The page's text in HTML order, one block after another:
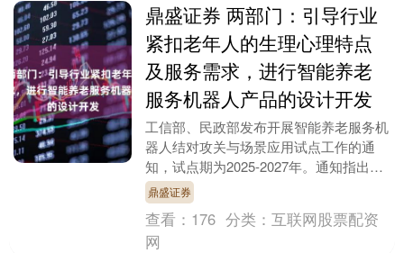
鼎盛证券 两部门：引导行业
紧扣老年人的生理心理特点
及服务需求，进行智能养老
服务机器人产品的设计开发
工信部、民政部发布开展智能养老服务机
器人结对攻关与场景应用试点工作的通
知，试点期为2025-2027年。通知指出，
完善标准及评价体系。鼓励产品研制单位
和应用试点....
鼎盛证券
查看： 176 分类：互联网股票配资
网